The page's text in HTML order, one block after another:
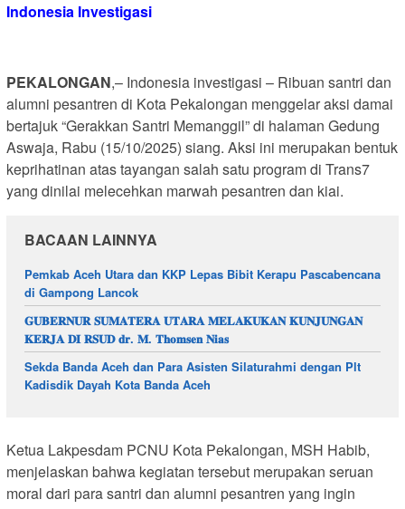
Indonesia Investigasi
PEKALONGAN,– Indonesia investigasi – Ribuan santri dan
alumni pesantren di Kota Pekalongan menggelar aksi damai
bertajuk “Gerakkan Santri Memanggil” di halaman Gedung
Aswaja, Rabu (15/10/2025) siang. Aksi ini merupakan bentuk
keprihatinan atas tayangan salah satu program di Trans7
yang dinilai melecehkan marwah pesantren dan kiai.
BACAAN LAINNYA
Pemkab Aceh Utara dan KKP Lepas Bibit Kerapu Pascabencana
di Gampong Lancok
𝐆𝐔𝐁𝐄𝐑𝐍𝐔𝐑 𝐒𝐔𝐌𝐀𝐓𝐄𝐑𝐀 𝐔𝐓𝐀𝐑𝐀 𝐌𝐄𝐋𝐀𝐊𝐔𝐊𝐀𝐍 𝐊𝐔𝐍𝐉𝐔𝐍𝐆𝐀𝐍
𝐊𝐄𝐑𝐉𝐀 𝐃𝐈 𝐑𝐒𝐔𝐃 𝐝𝐫. 𝐌. 𝐓𝐡𝐨𝐦𝐬𝐞𝐧 𝐍𝐢𝐚𝐬
Sekda Banda Aceh dan Para Asisten Silaturahmi dengan Plt
Kadisdik Dayah Kota Banda Aceh
Ketua Lakpesdam PCNU Kota Pekalongan, MSH Habib,
menjelaskan bahwa kegiatan tersebut merupakan seruan
moral dari para santri dan alumni pesantren yang ingin